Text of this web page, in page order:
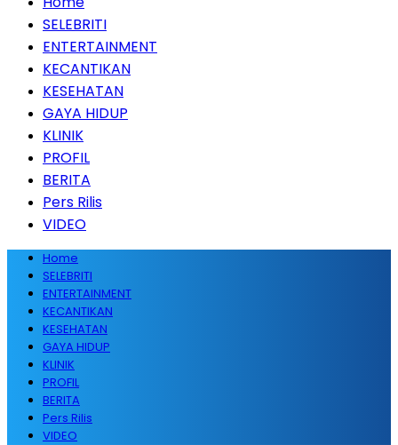
SELEBRITI
ENTERTAINMENT
KECANTIKAN
KESEHATAN
GAYA HIDUP
KLINIK
PROFIL
BERITA
Pers Rilis
VIDEO
Home
SELEBRITI
ENTERTAINMENT
KECANTIKAN
KESEHATAN
GAYA HIDUP
KLINIK
PROFIL
BERITA
Pers Rilis
VIDEO